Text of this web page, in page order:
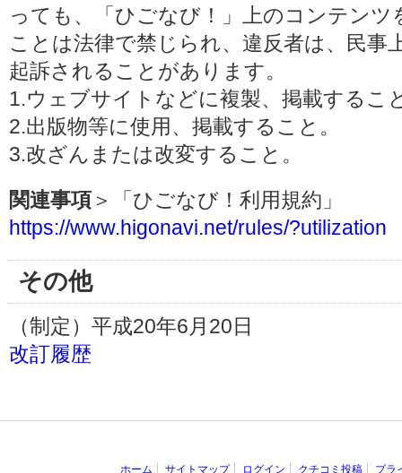
っても、「ひごなび！」上のコンテン
ことは法律で禁じられ、違反者は、民事
起訴されることがあります。
1.ウェブサイトなどに複製、掲載するこ
2.出版物等に使用、掲載すること。
3.改ざんまたは改変すること。
関連事項 ＞「ひごなび！利用規約」
https://www.higonavi.net/rules/?utilization
その他
（制定）平成20年6月20日
改訂履歴
ホーム サイトマップ ログイン クチコミ投稿 プラ